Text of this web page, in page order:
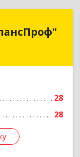
28
28
проезд, дом